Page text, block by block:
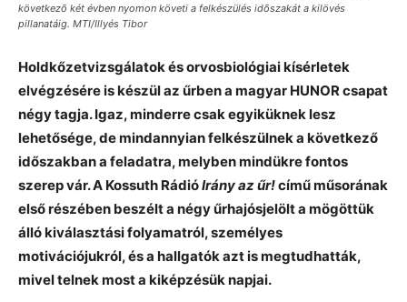
következõ két évben nyomon követi a felkészülés idõszakát a kilövés
pillanatáig. MTI/Illyés Tibor
Holdkőzetvizsgálatok és orvosbiológiai kísérletek
elvégzésére is készül az űrben a magyar HUNOR csapat
négy tagja. Igaz, minderre csak egyiküknek lesz
lehetősége, de mindannyian felkészülnek a következő
időszakban a feladatra, melyben mindükre fontos
szerep vár. A Kossuth RádióIrány az űr!című műsorának
első részében beszélt a négy űrhajósjelölt a mögöttük
álló kiválasztási folyamatról, személyes
motivációjukról, és a hallgatók azt is megtudhatták,
mivel telnek most a kiképzésük napjai.